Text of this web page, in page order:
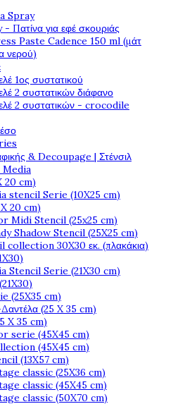
Spray
Πατίνα για εφέ σκουριάς
Paste Cadence 150 ml (μάτ
νερού)
1ος συστατικού
2 συστατικών διάφανο
2 συστατικών - crocodile
& Decoupage | Στένσιλ
Media
20 cm)
stencil Serie (10X25 cm)
20 cm)
Midi Stencil (25x25 cm)
Shadow Stencil (25X25 cm)
collection 30X30 εκ. (πλακάκια)
Stencil Serie (21X30 cm)
(25X35 cm)
(25 X 35 cm)
X 35 cm)
serie (45X45 cm)
(45X45 cm)
(13X57 cm)
classic (25X36 cm)
classic (45X45 cm)
classic (50X70 cm)